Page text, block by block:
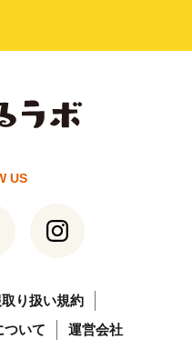
US
り扱い規約
ついて
運営会社